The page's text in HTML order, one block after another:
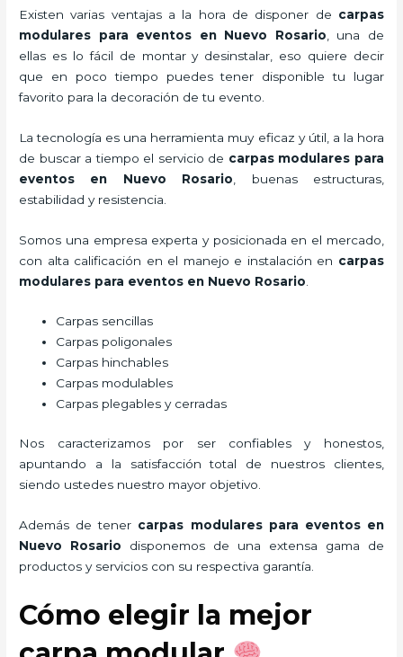
Existen varias ventajas a la hora de disponer de carpas
modulares para eventos en Nuevo Rosario , una de
ellas es lo fácil de montar y desinstalar, eso quiere decir
que en poco tiempo puedes tener disponible tu lugar
favorito para la decoración de tu evento.
La tecnología es una herramienta muy eficaz y útil, a la hora
de buscar a tiempo el servicio de carpas modulares para
eventos en Nuevo Rosario , buenas estructuras,
estabilidad y resistencia.
Somos una empresa experta y posicionada en el mercado,
con alta calificación en el manejo e instalación en carpas
modulares para eventos en Nuevo Rosario
Carpas sencillas
Carpas poligonales
Carpas hinchables
Carpas modulables
Carpas plegables y cerradas
Nos caracterizamos por ser confiables y honestos,
apuntando a la satisfacción total de nuestros clientes,
siendo ustedes nuestro mayor objetivo.
Además de tener carpas modulares para eventos en
Nuevo Rosario disponemos de una extensa gama de
productos y servicios con su respectiva garantía.
Cómo elegir la mejor